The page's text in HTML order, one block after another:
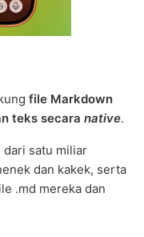
file Markdown
teks secara native.
dari satu miliar
dan kakek, serta
.md mereka dan